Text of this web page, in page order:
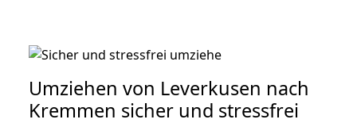
Umziehen von Leverkusen nach
Kremmen sicher und stressfrei